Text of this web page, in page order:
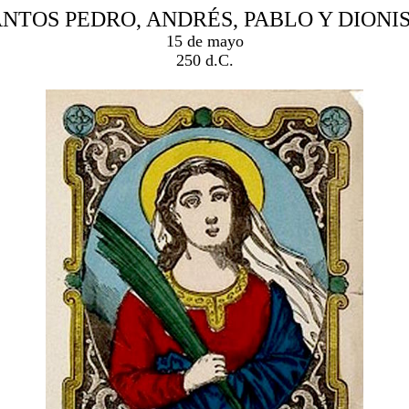
PEDRO, ANDRÉS, PABLO Y
15 de mayo
250 d.C.